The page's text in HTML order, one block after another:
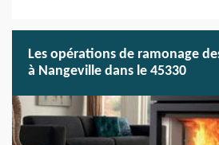
Les opérations de ramonage
à Nangeville dans le 45330